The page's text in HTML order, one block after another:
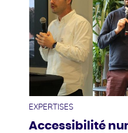
EXPERTISES
Accessibilité